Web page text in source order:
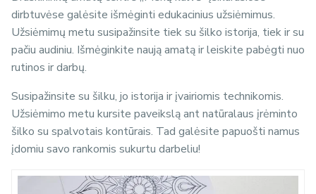
dirbtuvėse galėsite išmėginti edukacinius užsiėmimus.
Užsiėmimų metu susipažinsite tiek su šilko istorija, tiek ir su
pačiu audiniu. Išmėginkite naują amatą ir leiskite pabėgti nuo
rutinos ir darbų.
Susipažinsite su šilku, jo istorija ir įvairiomis technikomis.
Užsiėmimo metu kursite paveikslą ant natūralaus įrėminto
šilko su spalvotais kontūrais. Tad galėsite papuošti namus
įdomiu savo rankomis sukurtu darbeliu!